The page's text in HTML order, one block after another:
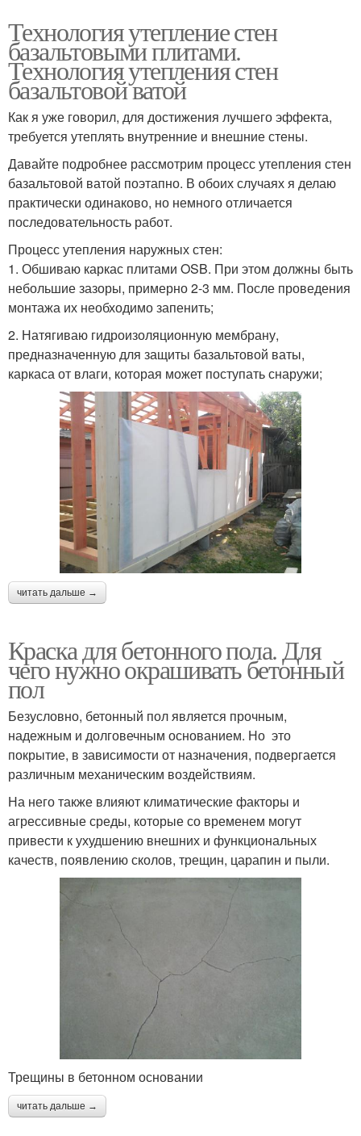
Технология утепление стен
базальтовыми плитами.
Технология утепления стен
базальтовой ватой
Как я уже говорил, для достижения лучшего эффекта,
требуется утеплять внутренние и внешние стены.
Давайте подробнее рассмотрим процесс утепления стен
базальтовой ватой поэтапно. В обоих случаях я делаю
практически одинаково, но немного отличается
последовательность работ.
Процесс утепления наружных стен:
1. Обшиваю каркас плитами OSB. При этом должны быть
небольшие зазоры, примерно 2-3 мм. После проведения
монтажа их необходимо запенить;
2. Натягиваю гидроизоляционную мембрану,
предназначенную для защиты базальтовой ваты,
каркаса от влаги, которая может поступать снаружи;
читать дальше →
Краска для бетонного пола. Для
чего нужно окрашивать бетонный
пол
Безусловно, бетонный пол является прочным,
надежным и долговечным основанием. Но это
покрытие, в зависимости от назначения, подвергается
различным механическим воздействиям.
На него также влияют климатические факторы и
агрессивные среды, которые со временем могут
привести к ухудшению внешних и функциональных
качеств, появлению сколов, трещин, царапин и пыли.
Трещины в бетонном основании
читать дальше →